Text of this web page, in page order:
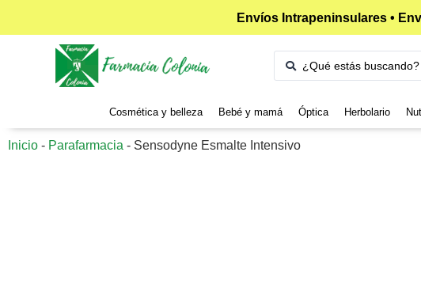
Envíos Intrapeninsulares •
Cosmética y belleza Bebé y mamá Óptica Herbolario
Inicio - Parafarmacia - Sensodyne Esmalte Intensivo